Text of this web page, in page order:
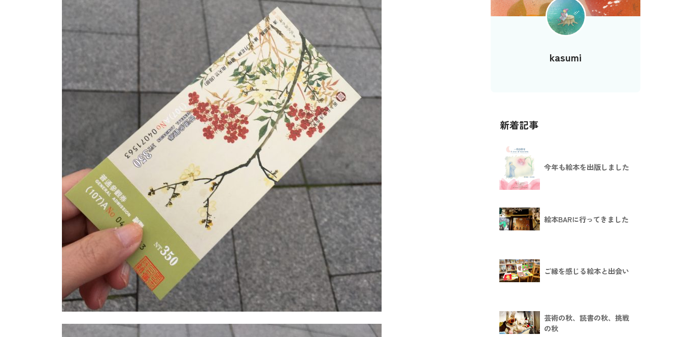
kasumi
新着記事
今年も絵本を出版しました
絵本BARに行ってきました
ご縁を感じる絵本と出会い
芸術の秋、読書の秋、挑戦
の秋